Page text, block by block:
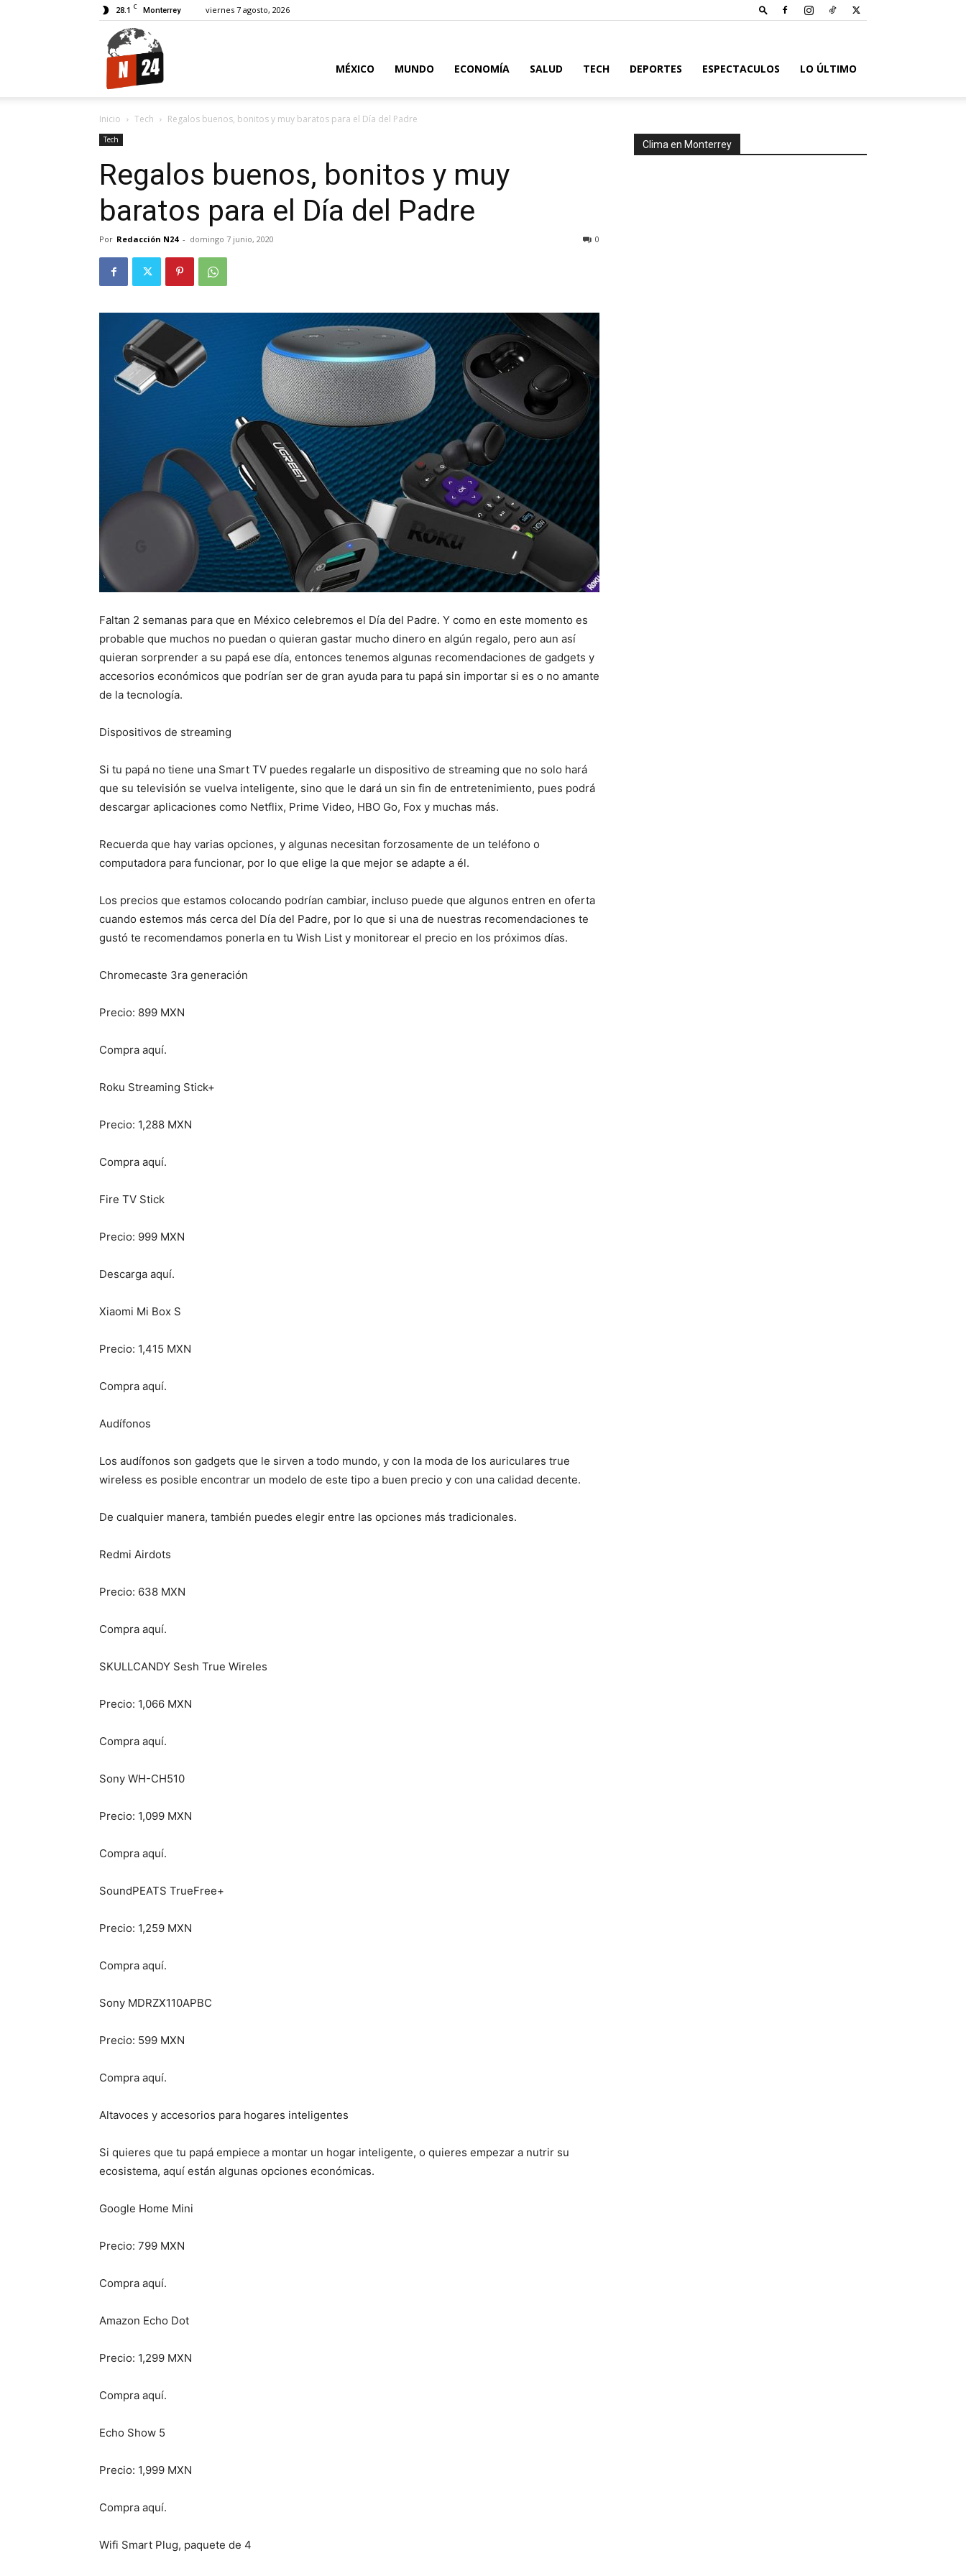
28.1 C Monterrey viernes 7 agosto, 2026
MÉXICO MUNDO ECONOMÍA SALUD TECH DEPORTES ESPECTACULOS LO ÚLTIMO
Inicio Tech Regalos buenos, bonitos y muy baratos para el Día del Padre
Tech
Regalos buenos, bonitos y muy
baratos para el Día del Padre
Por Redacción N24 - domingo 7 junio, 2020 0
Faltan 2 semanas para que en México celebremos el Día del Padre. Y como en este momento es
probable que muchos no puedan o quieran gastar mucho dinero en algún regalo, pero aun así
quieran sorprender a su papá ese día, entonces tenemos algunas recomendaciones de gadgets y
accesorios económicos que podrían ser de gran ayuda para tu papá sin importar si es o no amante
de la tecnología.
Dispositivos de streaming
Si tu papá no tiene una Smart TV puedes regalarle un dispositivo de streaming que no solo hará
que su televisión se vuelva inteligente, sino que le dará un sin fin de entretenimiento, pues podrá
descargar aplicaciones como Netflix, Prime Video, HBO Go, Fox y muchas más.
Recuerda que hay varias opciones, y algunas necesitan forzosamente de un teléfono o
computadora para funcionar, por lo que elige la que mejor se adapte a él.
Los precios que estamos colocando podrían cambiar, incluso puede que algunos entren en oferta
cuando estemos más cerca del Día del Padre, por lo que si una de nuestras recomendaciones te
gustó te recomendamos ponerla en tu Wish List y monitorear el precio en los próximos días.
Chromecaste 3ra generación
Precio: 899 MXN
Compra aquí.
Roku Streaming Stick+
Precio: 1,288 MXN
Compra aquí.
Fire TV Stick
Precio: 999 MXN
Descarga aquí.
Xiaomi Mi Box S
Precio: 1,415 MXN
Compra aquí.
Audífonos
Los audífonos son gadgets que le sirven a todo mundo, y con la moda de los auriculares true
wireless es posible encontrar un modelo de este tipo a buen precio y con una calidad decente.
De cualquier manera, también puedes elegir entre las opciones más tradicionales.
Redmi Airdots
Precio: 638 MXN
Compra aquí.
SKULLCANDY Sesh True Wireles
Precio: 1,066 MXN
Compra aquí.
Sony WH-CH510
Precio: 1,099 MXN
Compra aquí.
SoundPEATS TrueFree+
Precio: 1,259 MXN
Compra aquí.
Sony MDRZX110APBC
Precio: 599 MXN
Compra aquí.
Altavoces y accesorios para hogares inteligentes
Si quieres que tu papá empiece a montar un hogar inteligente, o quieres empezar a nutrir su
ecosistema, aquí están algunas opciones económicas.
Google Home Mini
Precio: 799 MXN
Compra aquí.
Amazon Echo Dot
Precio: 1,299 MXN
Compra aquí.
Echo Show 5
Precio: 1,999 MXN
Compra aquí.
Wifi Smart Plug, paquete de 4
Clima en Monterrey